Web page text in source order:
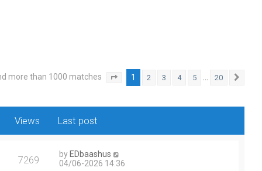
more than 1000 matches Page of
1 2 3 4 5 … 20
Views Last post
7269 by EDbaashus
04/06-2026 14:36